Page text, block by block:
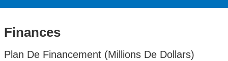
Finances
Plan De Financement (Millions De Dollars)